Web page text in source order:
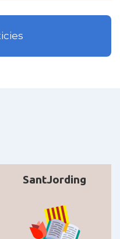
a LEICESTER
A MANCHESTER
MILTON KEYNES
SantJording